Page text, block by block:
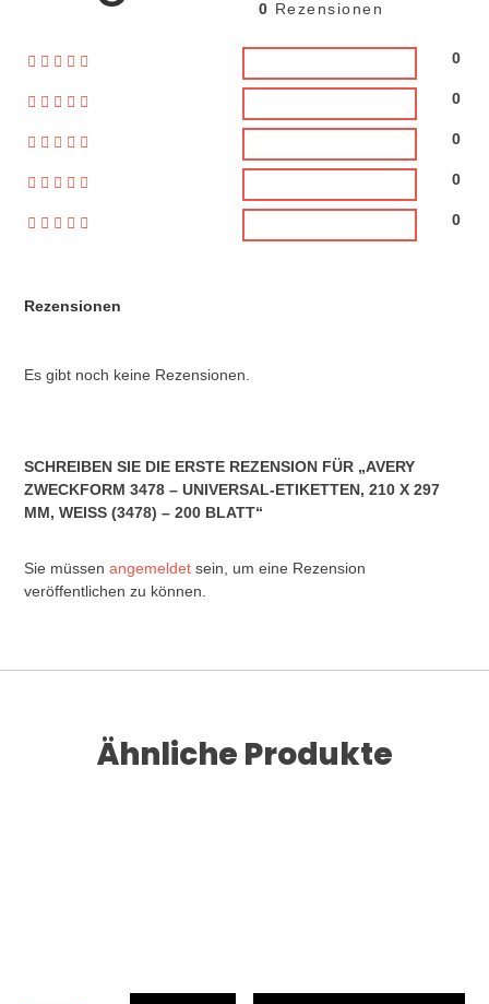
Rezensionen
Es gibt noch keine Rezensionen.
0 Rezensionen
0
0
0
0
0
SCHREIBEN SIE DIE ERSTE REZENSION FÜR „AVERY
ZWECKFORM 3478 – UNIVERSAL-ETIKETTEN, 210 X 297
MM, WEISS (3478) – 200 BLATT“
Sie müssenangemeldet sein, um eine Rezension
veröffentlichen zu können.
Ähnliche Produkte